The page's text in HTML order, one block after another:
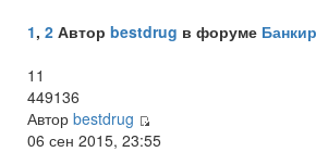
1, 2 Автор bestdrug в форуме
11
449136
Автор bestdrug
06 сен 2015, 23:55